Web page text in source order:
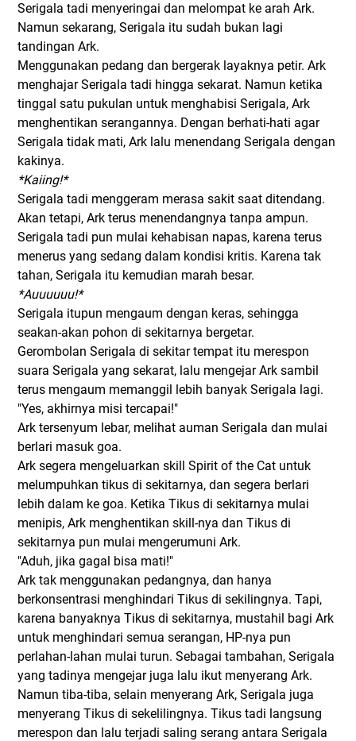
Serigala tadi menyeringai dan melompat ke arah Ark.
Namun sekarang, Serigala itu sudah bukan lagi
tandingan Ark.
Menggunakan pedang dan bergerak layaknya petir. Ark
menghajar Serigala tadi hingga sekarat. Namun ketika
tinggal satu pukulan untuk menghabisi Serigala, Ark
menghentikan serangannya. Dengan berhati-hati agar
Serigala tidak mati, Ark lalu menendang Serigala dengan
kakinya.
*Kaiing!*
Serigala tadi menggeram merasa sakit saat ditendang.
Akan tetapi, Ark terus menendangnya tanpa ampun.
Serigala tadi pun mulai kehabisan napas, karena terus
menerus yang sedang dalam kondisi kritis. Karena tak
tahan, Serigala itu kemudian marah besar.
*Auuuuuu!*
Serigala itupun mengaum dengan keras, sehingga
seakan-akan pohon di sekitarnya bergetar.
Gerombolan Serigala di sekitar tempat itu merespon
suara Serigala yang sekarat, lalu mengejar Ark sambil
terus mengaum memanggil lebih banyak Serigala lagi.
"Yes, akhirnya misi tercapai!"
Ark tersenyum lebar, melihat auman Serigala dan mulai
berlari masuk goa.
Ark segera mengeluarkan skill Spirit of the Cat untuk
melumpuhkan tikus di sekitarnya, dan segera berlari
lebih dalam ke goa. Ketika Tikus di sekitarnya mulai
menipis, Ark menghentikan skill-nya dan Tikus di
sekitarnya pun mulai mengerumuni Ark.
"Aduh, jika gagal bisa mati!"
Ark tak menggunakan pedangnya, dan hanya
berkonsentrasi menghindari Tikus di sekilingnya. Tapi,
karena banyaknya Tikus di sekitarnya, mustahil bagi Ark
untuk menghindari semua serangan, HP-nya pun
perlahan-lahan mulai turun. Sebagai tambahan, Serigala
yang tadinya mengejar juga lalu ikut menyerang Ark.
Namun tiba-tiba, selain menyerang Ark, Serigala juga
menyerang Tikus di sekelilingnya. Tikus tadi langsung
merespon dan lalu terjadi saling serang antara Serigala